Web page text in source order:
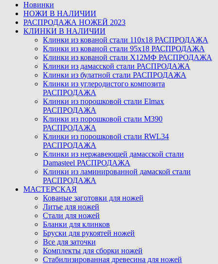
Новинки
НОЖИ В НАЛИЧИИ
РАСПРОДАЖА НОЖЕЙ 2023
КЛИНКИ В НАЛИЧИИ
Клинки из кованой стали 110х18 РАСПРОДАЖА
Клинки из кованой стали 95х18 РАСПРОДАЖА
Клинки из кованой стали Х12МФ РАСПРОДАЖА
Клинки из дамасской стали РАСПРОДАЖА
Клинки из булатной стали РАСПРОДАЖА
Клинки из углеродистого композита
РАСПРОДАЖА
Клинки из порошковой стали Elmax
РАСПРОДАЖА
Клинки из порошковой стали M390
РАСПРОДАЖА
Клинки из порошковой стали RWL34
РАСПРОДАЖА
Клинки из нержавеющей дамасской стали
Damasteel РАСПРОДАЖА
Клинки из ламинированной дамаской стали
РАСПРОДАЖА
МАСТЕРСКАЯ
Кованые заготовки для ножей
Литье для ножей
Стали для ножей
Бланки для клинков
Бруски для рукоятей ножей
Все для заточки
Комплекты для сборки ножей
Стабилизированная древесина для ножей